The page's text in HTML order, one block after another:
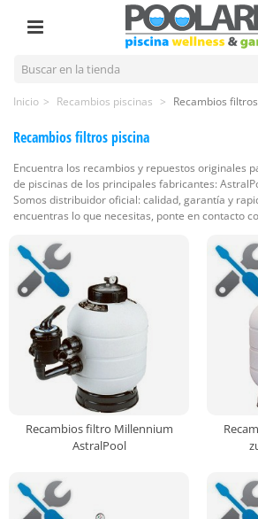
Inicio > Recambios piscinas > Recambios
Recambios filtros piscina
Encuentra los recambios y repuestos originales
de piscinas de los principales fabricantes:
Somos distribuidor oficial: calidad, garantía y
encuentras lo que necesitas, ponte en contacto
Recambios filtro Millennium
AstralPool